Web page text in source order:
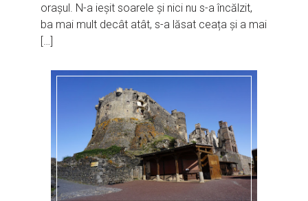
orașul. N-a ieșit soarele și nici nu s-a încălzit,
ba mai mult decât atât, s-a lăsat ceața și a mai
[…]